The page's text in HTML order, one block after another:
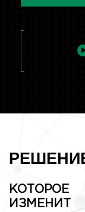
КОТОРОЕ
ИЗМЕНИТ